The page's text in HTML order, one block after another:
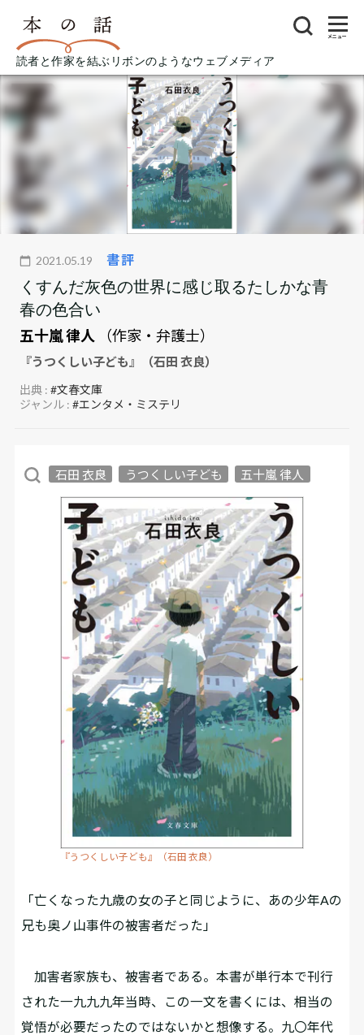
読者と作家を結ぶリボンのようなウェブメディア
メニュー
2021.05.19 書評
くすんだ灰色の世界に感じ取るたしかな青
春の色合い
五十嵐 律人
（作家・弁護士）
『うつくしい子ども』（石田 衣良）
出典 :#文春文庫
ジャンル :#エンタメ・ミステリ
石田 衣良 うつくしい子ども 五十嵐 律人
『うつくしい子ども』（石田 衣良）
「亡くなった九歳の女の子と同じように、あの少年Aの
兄も奥ノ山事件の被害者だった」
加害者家族も、被害者である。本書が単行本で刊行
された一九九九年当時、この一文を書くには、相当の
覚悟が必要だったのではないかと想像する。九〇年代